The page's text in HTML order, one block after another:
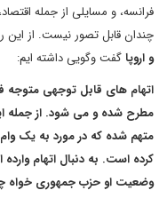
فرانسه، و مسایلی از جمله
چندان قابل تصور نیست. از این
و اروپاگفت وگویی داشته ایم:
اتهام های قابل توجهی متوجه
مطرح شده و می شود. از جمله
کرده است. به دنبال اتهام
وضعیت او حزب جمهوری خواه